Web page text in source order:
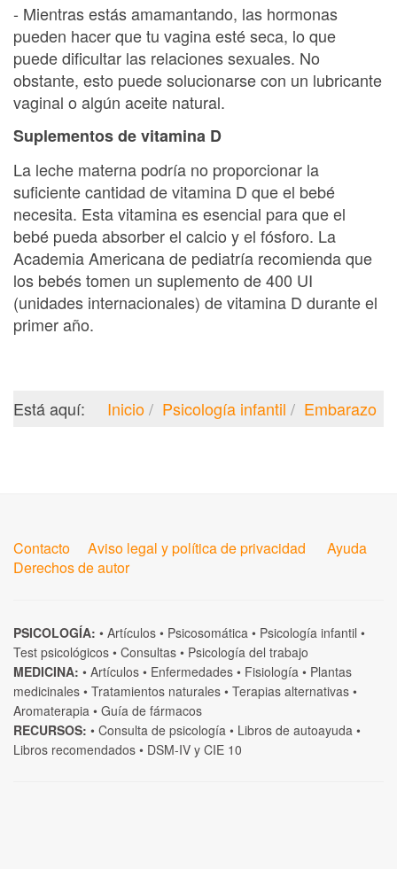
- Mientras estás amamantando, las hormonas
pueden hacer que tu vagina esté seca, lo que
puede dificultar las relaciones sexuales. No
obstante, esto puede solucionarse con un lubricante
vaginal o algún aceite natural.
Suplementos de vitamina D
La leche materna podría no proporcionar la
suficiente cantidad de vitamina D que el bebé
necesita. Esta vitamina es esencial para que el
bebé pueda absorber el calcio y el fósforo. La
Academia Americana de pediatría recomienda que
los bebés tomen un suplemento de 400 UI
(unidades internacionales) de vitamina D durante el
primer año.
Está aquí: Inicio Psicología infantil Embarazo
Contacto Aviso legal y política de privacidad
Ayuda
Derechos de autor
PSICOLOGÍA: • Artículos • Psicosomática • Psicología infantil •
Test psicológicos • Consultas • Psicología del trabajo
MEDICINA: • Artículos • Enfermedades • Fisiología • Plantas
medicinales • Tratamientos naturales • Terapias alternativas •
Aromaterapia • Guía de fármacos
RECURSOS: • Consulta de psicología • Libros de autoayuda •
Libros recomendados • DSM-IV y CIE 10